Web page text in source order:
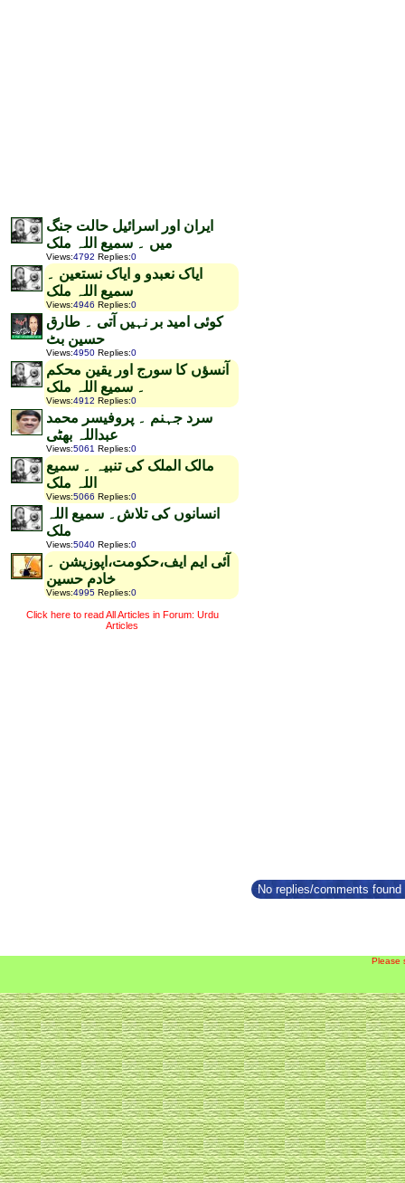
ایران اور اسرائیل حالت جنگ
میں ۔ سمیع اللہ ملک
Views:4792 Replies:0
ایاک نعبدو و ایاک نستعین ۔
سمیع اللہ ملک
Views:4946 Replies:0
کوئی امید بر نہیں آتی ۔ طارق
حسین بٹ
Views:4950 Replies:0
آنسؤں کا سورج اور یقین محکم
۔ سمیع اللہ ملک
Views:4912 Replies:0
سرد جہنم ۔ پروفیسر محمد
عبداللہ بھٹی
Views:5061 Replies:0
مالک الملک کی تنبیہ ۔ سمیع
اللہ ملک
Views:5066 Replies:0
انسانوں کی تلاش۔ سمیع اللہ
ملک
Views:5040 Replies:0
آئی ایم ایف،حکومت،اپوزیشن ۔
خادم حسین
Views:4995 Replies:0
Click here to read All Articles in Forum: Urdu
Articles
No replies/comments
Please